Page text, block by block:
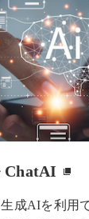
ChatAI
成AIを利用